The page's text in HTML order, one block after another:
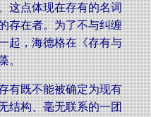
这点体现在存有的名词
存在者。为了不与纠缠
起，海德格在《存有与
。
有既不能被确定为现有
结构、毫无联系的一团